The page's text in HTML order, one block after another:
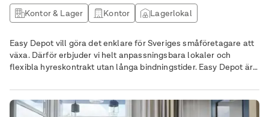
Kontor & Lager Kontor
Lagerlokal
Easy Depot vill göra det enklare för Sveriges småföretagare att
växa. Därför erbjuder vi helt anpassningsbara lokaler och
flexibla hyreskontrakt utan långa bindningstider. Easy Depot är
du en del av vår Business park där du utöver din egen lokal får
tillgång till de gemensamma ytorna i Easy Loungen.